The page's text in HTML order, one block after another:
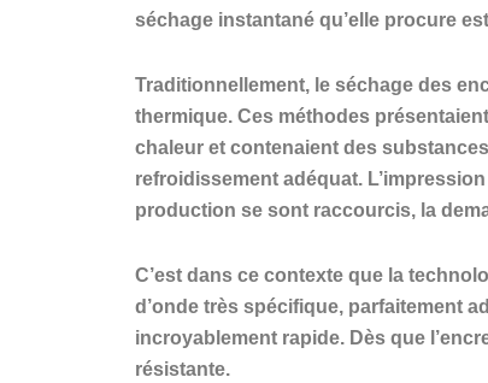
séchage instantané qu’elle procure
Traditionnellement, le séchage des
thermique. Ces méthodes
chaleur et contenaient des
refroidissement adéquat.
production se sont raccourcis, la
C’est dans ce contexte que la
d’onde très spécifique, parfaitement
incroyablement rapide. Dès que
résistante.